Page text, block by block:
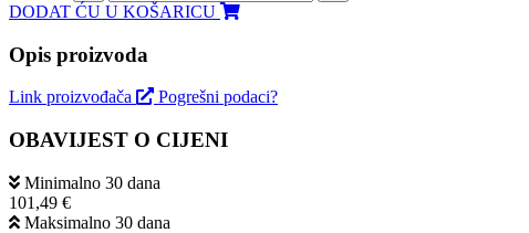
DODAT ĆU U KOŠARICU
Opis proizvoda
Link proizvođača Pogrešni podaci?
OBAVIJEST O CIJENI
Minimalno 30 dana
101,49 €
Maksimalno 30 dana